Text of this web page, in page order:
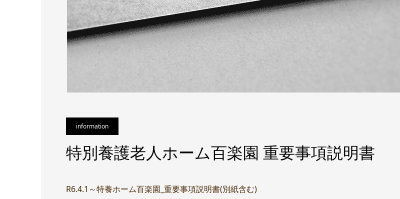
information
特別養護老人ホーム百楽園 重要事項説明書
R6.4.1～特養ホーム百楽園_重要事項説明書(別紙含む)